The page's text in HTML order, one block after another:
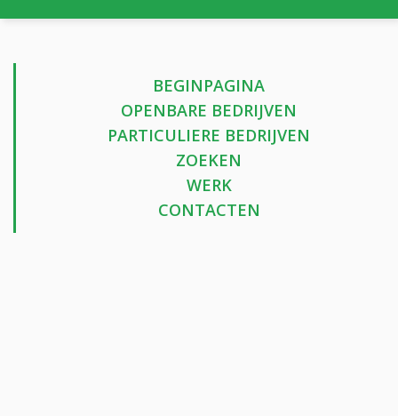
BEGINPAGINA
OPENBARE BEDRIJVEN
PARTICULIERE BEDRIJVEN
ZOEKEN
WERK
CONTACTEN